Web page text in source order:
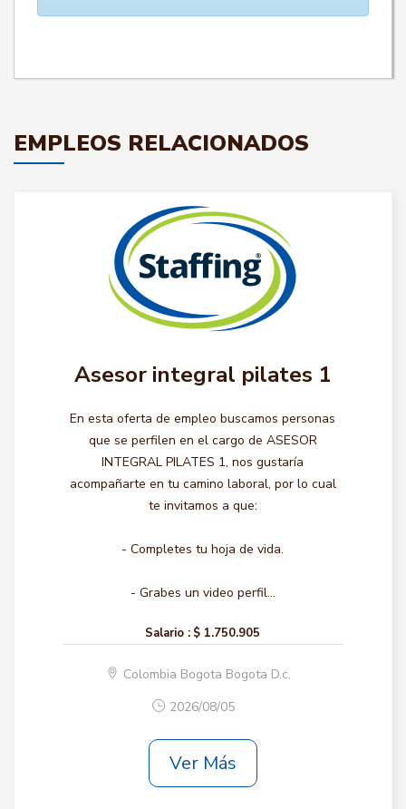
EMPLEOS RELACIONADOS
Asesor integral pilates 1
En esta oferta de empleo buscamos personas
que se perfilen en el cargo de ASESOR
INTEGRAL PILATES 1, nos gustaría
acompañarte en tu camino laboral, por lo cual
te invitamos a que:
- Completes tu hoja de vida.
- Grabes un video perfil...
Salario : $ 1.750.905
Colombia Bogota Bogota D.c.
2026/08/05
Ver Más